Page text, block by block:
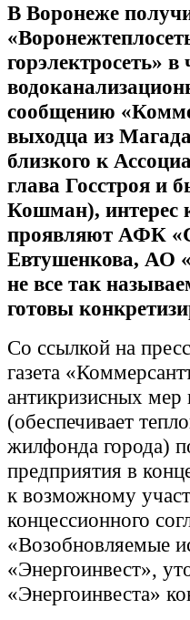
В Воронеже п
горэлектросеть»
сообщению
выходца из
близкого к
глава Госстроя и
Кошман), интерес
проявляют АФК
Евтушенкова, АО
не все так
готовы
Со ссылкой на
газета
антикризисных
(обеспечивает
жилфонда города)
предприятия в
к возможному
концессионного
«Возобновляемые
«Энергоинвест»,
«Энергоинвеста»